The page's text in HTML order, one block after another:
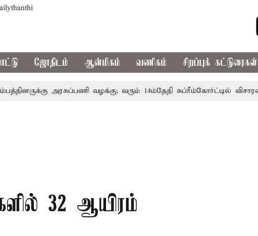
ஜோதிடம் ஆன்மிகம் வணிகம் சிறப்புக் கட்டுரைகள்
அரசுப்பணி வழக்கு; வரும் 14ம்தேதி சுப்ரீம்கோர்ட்டில் விசாரணை
32 ஆயிரம்